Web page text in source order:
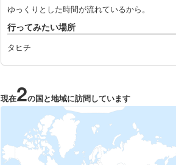
ゆっくりとした時間が流れているから。
行ってみたい場所
タヒチ
現在2の国と地域に訪問しています